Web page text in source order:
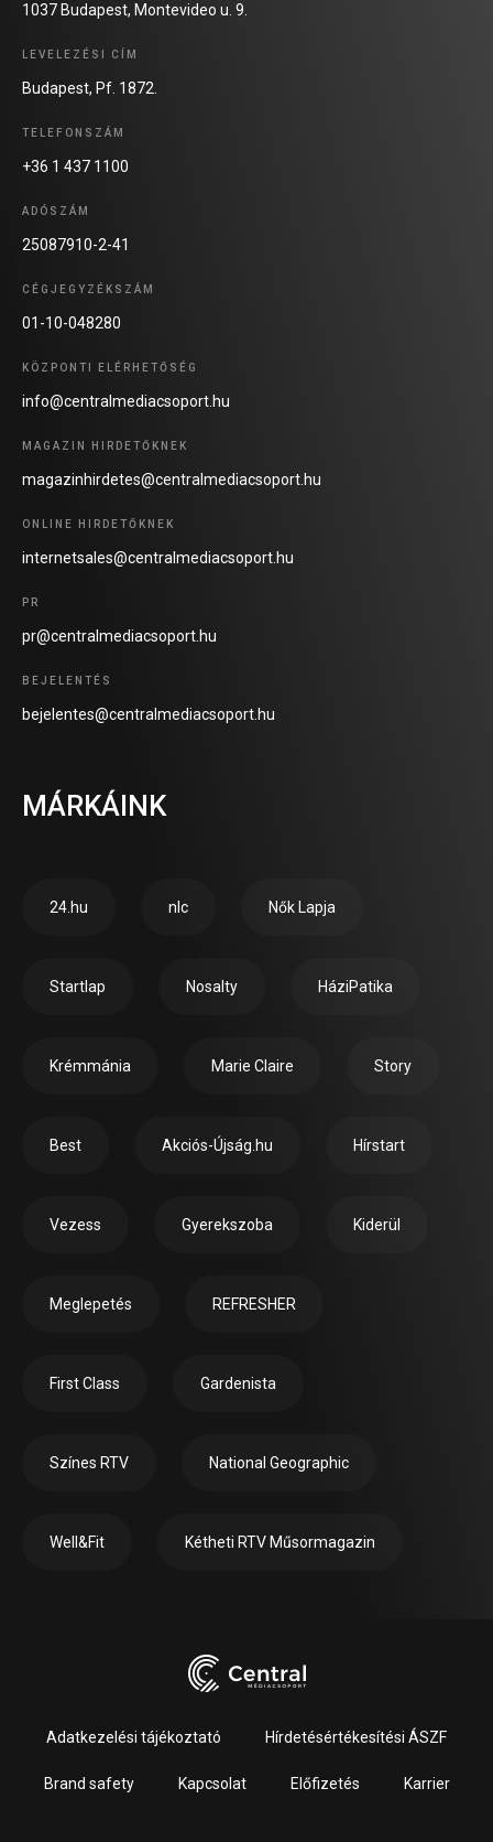
1037 Budapest, Montevideo u. 9.
LEVELEZÉSI CÍM
Budapest, Pf. 1872.
TELEFONSZÁM
+36 1 437 1100
ADÓSZÁM
25087910-2-41
CÉGJEGYZÉKSZÁM
01-10-048280
KÖZPONTI ELÉRHETŐSÉG
info@centralmediacsoport.hu
MAGAZIN HIRDETŐKNEK
magazinhirdetes@centralmediacsoport.hu
ONLINE HIRDETŐKNEK
internetsales@centralmediacsoport.hu
PR
pr@centralmediacsoport.hu
BEJELENTÉS
bejelentes@centralmediacsoport.hu
MÁRKÁINK
24.hu nlc Nők Lapja
Startlap Nosalty HáziPatika
Krémmánia Marie Claire Story
Best Akciós-Újság.hu Hírstart
Vezess Gyerekszoba Kiderül
Meglepetés REFRESHER
First Class Gardenista
Színes RTV National Geographic
Well&Fit Kétheti RTV Műsormagazin
Adatkezelési tájékoztató Hírdetésértékesítési ÁSZF
Brand safety Kapcsolat Előfizetés Karrier